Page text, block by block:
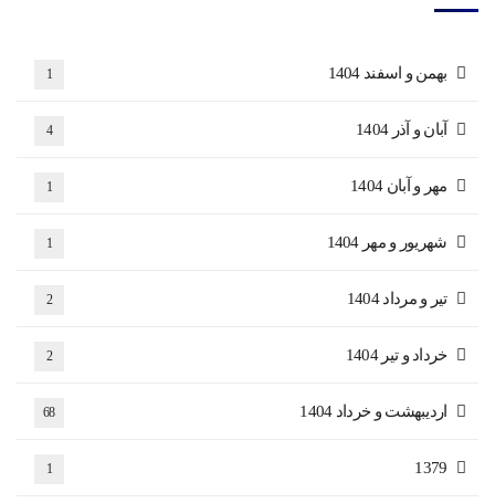
بهمن و اسفند 1404 1
آبان و آذر 1404 4
مهر و آبان 1404 1
شهریور و مهر 1404 1
تیر و مرداد 1404 2
خرداد و تیر 1404 2
اردیبهشت و خرداد 1404 68
1379
1